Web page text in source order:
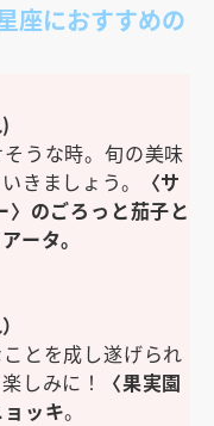
座におすすめの
うな時。旬の美味
きましょう。
〈サ
のごろっと茄子と
ータ。
とを成し遂げられ
しみに！
〈果実園
ッキ。